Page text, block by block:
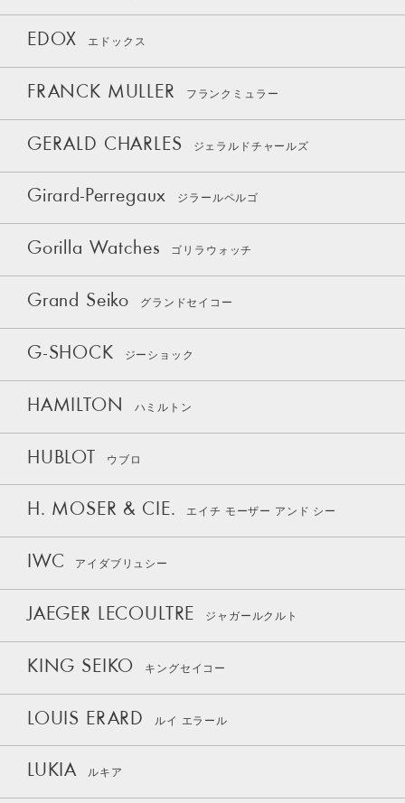
EDOX エドックス
FRANCK MULLER フランクミュラー
GERALD CHARLES ジェラルドチャールズ
Girard-Perregaux ジラールペルゴ
Gorilla Watches ゴリラウォッチ
Grand Seiko グランドセイコー
G-SHOCK ジーショック
HAMILTON ハミルトン
HUBLOT ウブロ
H. MOSER & CIE. エイチ モーザー アンド シー
IWC アイダブリュシー
JAEGER LECOULTRE ジャガールクルト
KING SEIKO キングセイコー
LOUIS ERARD ルイ エラール
LUKIA ルキア